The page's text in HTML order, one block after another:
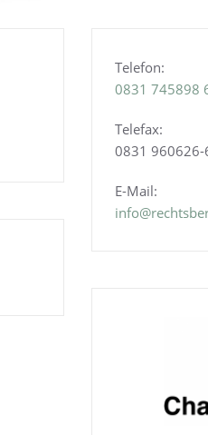
Telefon:
0831 745898
Telefax:
0831 960626-
E-Mail: